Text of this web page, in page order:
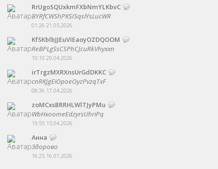
RrUgoSQUxkmFXbNmYLKbvC
BYRfCWShPKSISqslYsLucWR
01:26 21.05.2026
KfSKblbJJEuVIEaoyOZDQOOM
ReBPLgSsCSPhCJcuRkVhyxxn
10:10 29.04.2026
irTrgzMXRXnsUrGdDKKC
cnRKJgEiOpoeOyzPvzqTxF
08:36 17.04.2026
zoMCxsBRRHLWlTJyPMu
WbHxoomeEdzyrsUhriPq
19:55 15.04.2026
Анна
Здорово
16:25 16.01.2026